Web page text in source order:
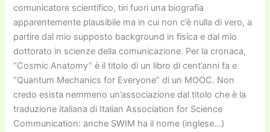
comunicatore scientifico, tiri fuori una biografia
apparentemente plausibile ma in cui non c’è nulla di vero, a
partire dal mio supposto background in fisica e dal mio
dottorato in scienze della comunicazione. Per la cronaca,
“Cosmic Anatomy” è il titolo di un libro di cent’anni fa e
“Quantum Mechanics for Everyone” di un MOOC. Non
credo esista nemmeno un’associazione dal titolo che è la
traduzione italiana di Italian Association for Science
Communication: anche SWIM ha il nome (inglese…)